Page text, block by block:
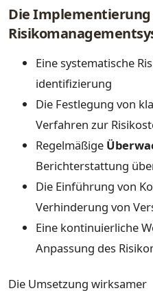
Die
Eine systematische
identifizierung
Die Festlegung von
Verfahren zur
Regelmäßige
Berichterstattung
Die Einführung von
Verhinderung von
Eine kontinuierliche
Anpassung des
Die Umsetzung wirksamer